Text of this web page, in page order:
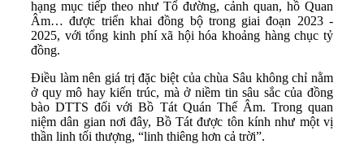
hạng mục tiếp theo như Tổ đường, cảnh quan, hồ Quan
Âm… được triển khai đồng bộ trong giai đoạn 2023 -
2025, với tổng kinh phí xã hội hóa khoảng hàng chục tỷ
đồng.
Điều làm nên giá trị đặc biệt của chùa Sâu không chỉ nằm
ở quy mô hay kiến trúc, mà ở niềm tin sâu sắc của đồng
bào DTTS đối với Bồ Tát Quán Thế Âm. Trong quan
niệm dân gian nơi đây, Bồ Tát được tôn kính như một vị
thần linh tối thượng, “linh thiêng hơn cả trời”.